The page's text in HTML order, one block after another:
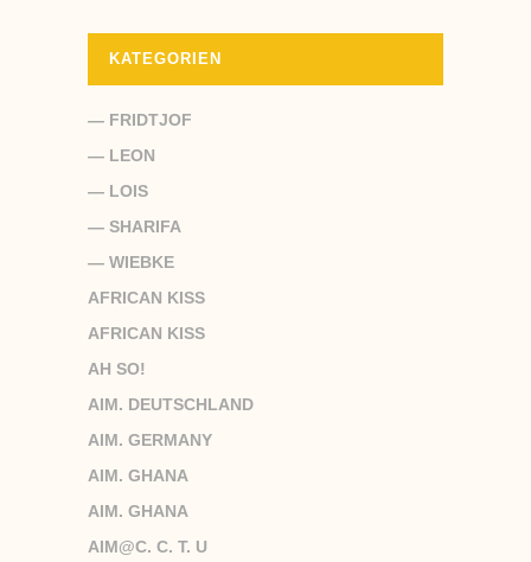
KATEGORIEN
— FRIDTJOF
— LEON
— LOIS
— SHARIFA
— WIEBKE
AFRICAN KISS
AFRICAN KISS
AH SO!
AIM. DEUTSCHLAND
AIM. GERMANY
AIM. GHANA
AIM. GHANA
AIM@C. C. T. U